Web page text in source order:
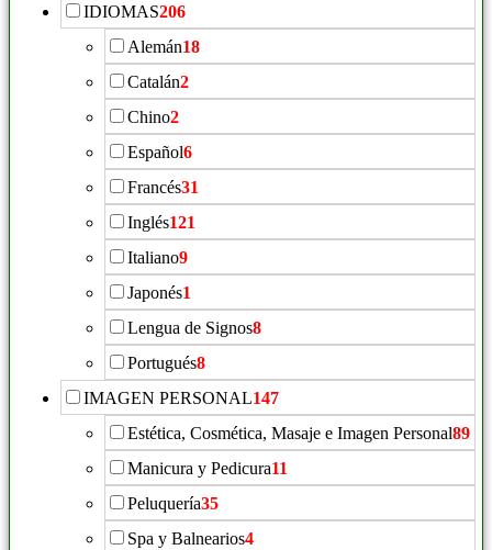
IDIOMAS206
Alemán18
Catalán2
Chino2
Español6
Francés31
Inglés121
Italiano9
Japonés1
Lengua de Signos8
Portugués8
IMAGEN PERSONAL147
Estética, Cosmética, Masaje e Imagen Personal89
Manicura y Pedicura11
Peluquería35
Spa y Balnearios4